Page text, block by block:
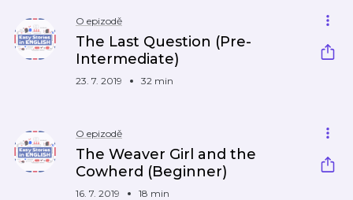
O epizodě
The Last Question (Pre-
Intermediate)
23. 7. 2019 32 min
O epizodě
The Weaver Girl and the
Cowherd (Beginner)
16. 7. 2019 18 min